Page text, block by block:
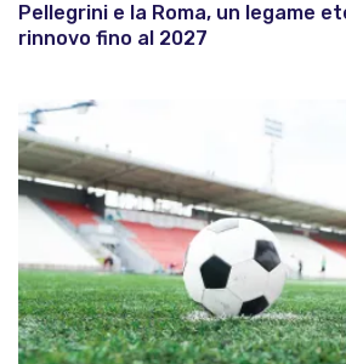
Pellegrini e la Roma, un legame
rinnovo fino al 2027